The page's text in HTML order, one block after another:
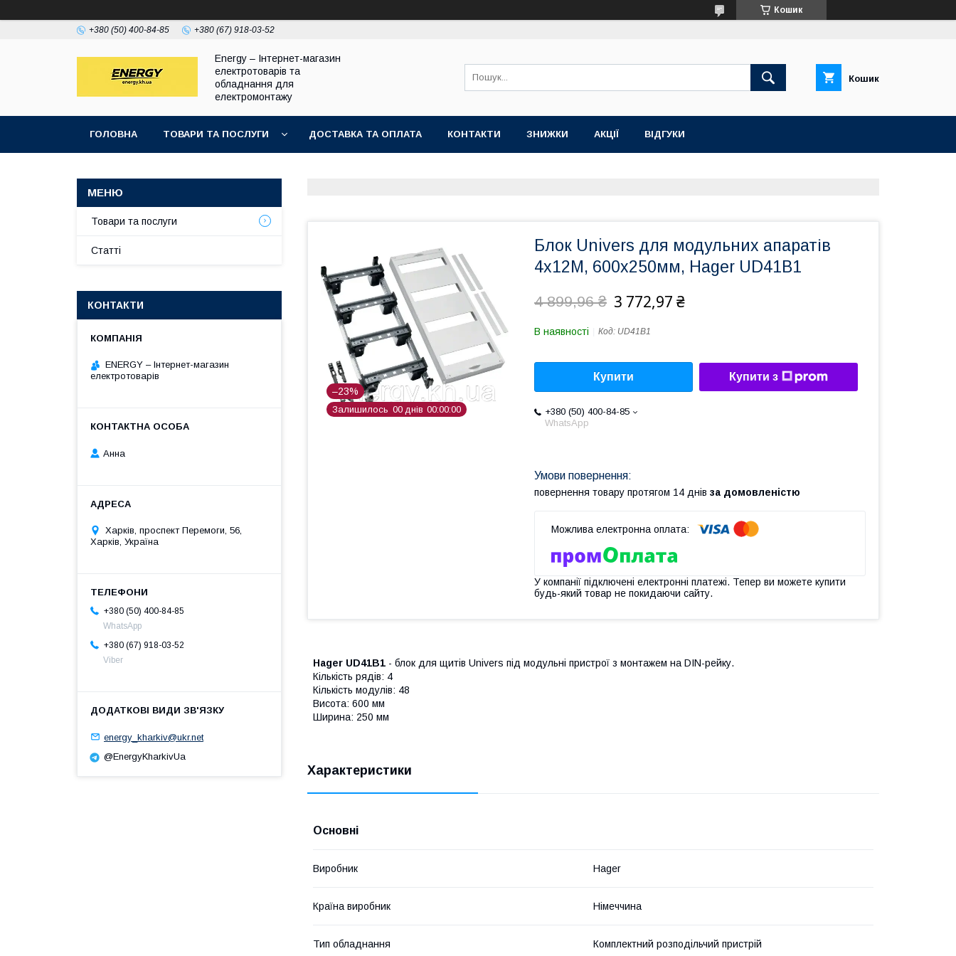
Кошик
+380 (50) 400-84-85 +380 (67) 918-03-52
Energy – Інтернет-магазин
електротоварів та
обладнання для
електромонтажу
Кошик
ГОЛОВНА ТОВАРИ ТА ПОСЛУГИ ДОСТАВКА ТА ОПЛАТА КОНТАКТИ ЗНИЖКИ АКЦІЇ ВІДГУКИ
–23%
Залишилось 00 днів 00 00 00
Блок Univers для модульних апаратів
4х12М, 600x250мм, Hager UD41B1
4 899,96 ₴ 3 772,97 ₴
В наявності Код: UD41B1
Купити Купити з
+380 (50) 400-84-85
WhatsApp
повернення товару протягом 14 днів за домовленістю
У компанії підключені електронні платежі. Тепер ви можете купити
будь-який товар не покидаючи сайту.
Hager UD41B1 - блок для щитів Univers під модульні пристрої з монтажем на DIN-рейку.
Кількість рядів: 4
Кількість модулів: 48
Висота: 600 мм
Ширина: 250 мм
Характеристики
Основні
Виробник Hager
Країна виробник Німеччина
Тип обладнання Комплектний розподільчий пристрій
Товари та послуги
Статті
КОНТАКТИ
ENERGY – Інтернет-магазин
електротоварів
Анна
Харків, проспект Перемоги, 56,
Харків, Україна
+380 (50) 400-84-85
WhatsApp
+380 (67) 918-03-52
Viber
energy_kharkiv@ukr.net
@EnergyKharkivUa